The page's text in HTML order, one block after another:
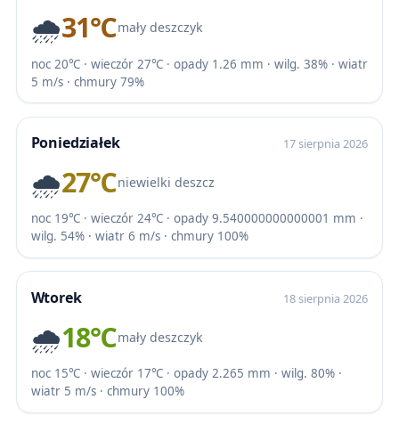
🌧️31℃mały deszczyk
noc 20℃ · wieczór 27℃ · opady 1.26 mm · wilg. 38% · wiatr
5 m/s · chmury 79%
Poniedziałek 17 sierpnia 2026
🌧️27℃niewielki deszcz
noc 19℃ · wieczór 24℃ · opady 9.540000000000001 mm ·
wilg. 54% · wiatr 6 m/s · chmury 100%
Wtorek 18 sierpnia 2026
🌧️18℃mały deszczyk
noc 15℃ · wieczór 17℃ · opady 2.265 mm · wilg. 80% ·
wiatr 5 m/s · chmury 100%